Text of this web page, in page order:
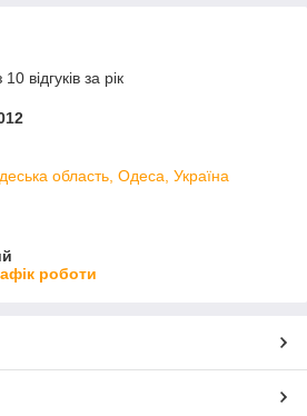
відгуків за рік
область, Одеса, Україна
роботи